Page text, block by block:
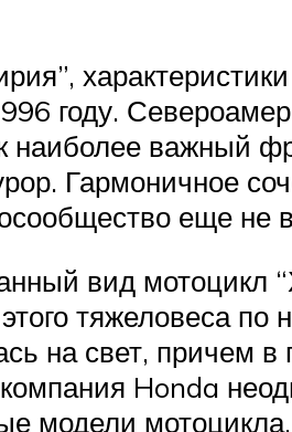
году.
наиболее важный
Гармоничное
еще не
вид мотоцикл
тяжеловеса
на свет, причем
Honda
модели